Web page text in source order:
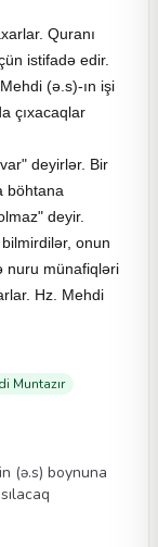
Quranı
istifadə edir.
(ə.s)-ın işi
çıxacaqlar
deyirlər. Bir
böhtana
deyir.
onun
nuru münafiqləri
Hz. Mehdi
Muntazır
(ə.s) boynuna